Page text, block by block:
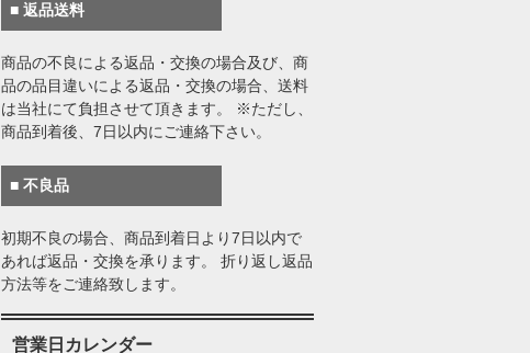
■ 返品送料
商品の不良による返品・交換の場合及び、商
品の品目違いによる返品・交換の場合、送料
は当社にて負担させて頂きます。 ※ただし、
商品到着後、7日以内にご連絡下さい。
■ 不良品
初期不良の場合、商品到着日より7日以内で
あれば返品・交換を承ります。 折り返し返品
方法等をご連絡致します。
営業日カレンダー